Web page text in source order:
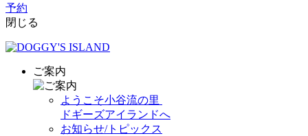
予約
閉じる
ご案内
ようこそ小谷流の里
ドギーズアイランドへ
お知らせ/トピックス